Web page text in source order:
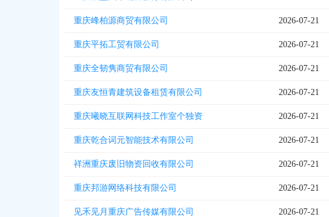
重庆峰柏源商贸有限公司 2026-07-21
重庆平拓工贸有限公司 2026-07-21
重庆全韧隽商贸有限公司 2026-07-21
重庆友恒青建筑设备租赁有限公司 2026-07-21
重庆曦晓互联网科技工作室个独资 2026-07-21
重庆乾合词元智能技术有限公司 2026-07-21
祥洲重庆废旧物资回收有限公司 2026-07-21
重庆邦游网络科技有限公司 2026-07-21
见禾见月重庆广告传媒有限公司 2026-07-21